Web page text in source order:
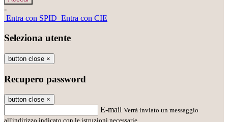
-
Entra con SPID Entra con CIE
Seleziona utente
button close ×
Recupero password
button close ×
E-mail Verrà inviato un messaggio
all'indirizzo indicato con le istruzioni necessarie.